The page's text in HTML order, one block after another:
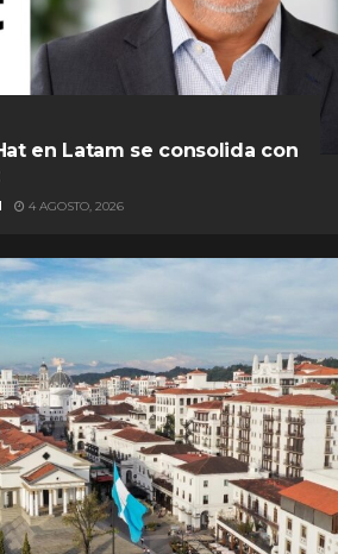
en Latam se consolida con
4 AGOSTO, 2026